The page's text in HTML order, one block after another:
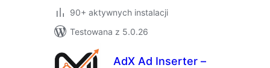
90+ aktywnych instalacji
Testowana z 5.0.26
AdX Ad Inserter –